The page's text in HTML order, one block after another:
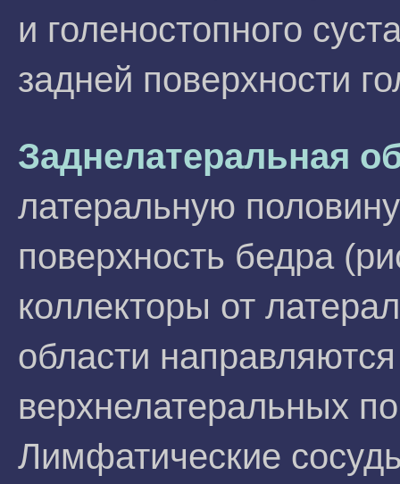
и голеностопного
задней поверхности
Заднелатеральная
латеральную
поверхность бедра
коллекторы от
области
верхнелатеральных
Лимфатические